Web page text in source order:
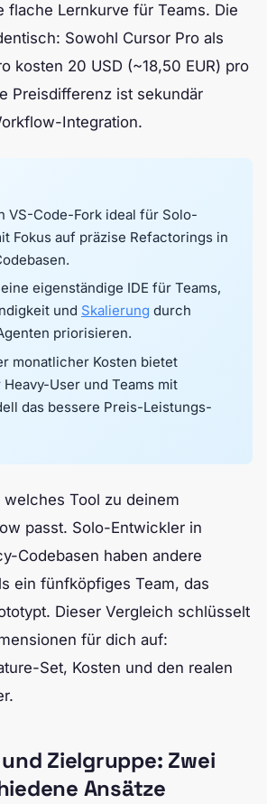
flache Lernkurve für Teams. Die
Sowohl Cursor Pro als
kosten 20 USD (~18,50 EUR) pro
Preisdifferenz ist sekundär
Integration.
VS-Code-Fork ideal für Solo-
Fokus auf präzise Refactorings in
eigenständige IDE für Teams,
und Skalierung durch
priorisieren.
monatlicher Kosten bietet
User und Teams mit
das bessere Preis-Leistungs-
Tool zu deinem
passt. Solo-Entwickler in
Codebasen haben andere
ein fünfköpfiges Team, das
Dieser Vergleich schlüsselt
für dich auf:
Set, Kosten und den realen
Zielgruppe: Zwei
Ansätze